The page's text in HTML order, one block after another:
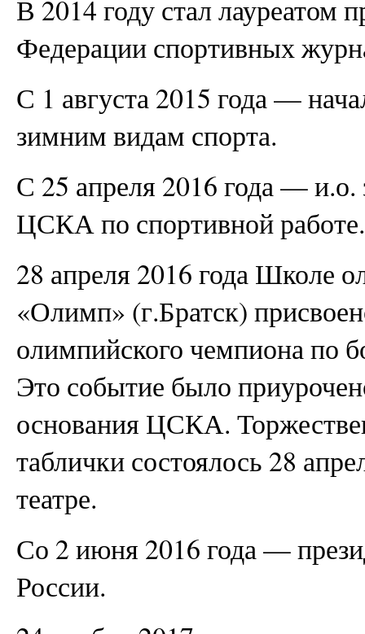
В 2014 году стал лауреатом
Федерации спортивных
С 1 августа 2015 года —
зимним видам спорта.
С 25 апреля 2016 года — и.о.
ЦСКА по спортивной работе.
28 апреля 2016 года Школе
«Олимп» (г.Братск)
олимпийского чемпиона по
Это событие было
основания ЦСКА.
таблички состоялось 28
театре.
Со 2 июня 2016 года —
России.